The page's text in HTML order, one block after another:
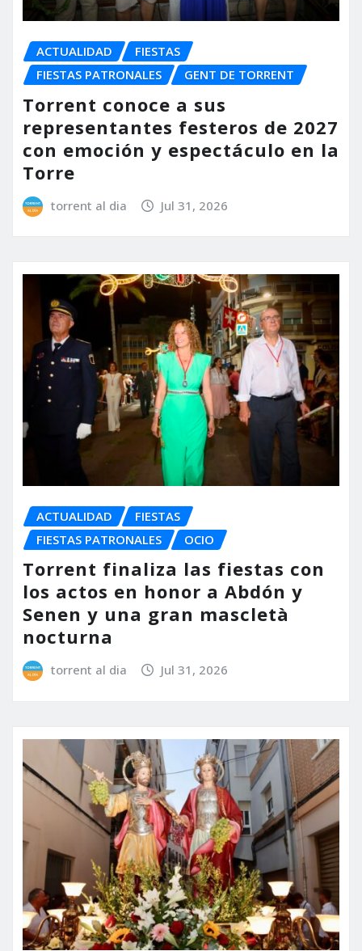
ACTUALIDAD
FIESTAS
FIESTAS PATRONALES
GENT DE TORRENT
Torrent conoce a sus
representantes festeros de 2027
con emoción y espectáculo en la
Torre
torrent al dia Jul 31, 2026
ACTUALIDAD
FIESTAS
FIESTAS PATRONALES
OCIO
Torrent finaliza las fiestas con
los actos en honor a Abdón y
Senen y una gran mascletà
nocturna
torrent al dia Jul 31, 2026